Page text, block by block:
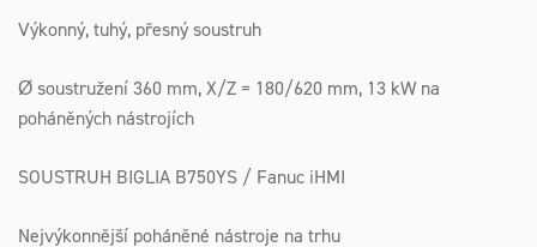
Výkonný, tuhý, přesný soustruh
Ø soustružení 360 mm, X/Z = 180/620 mm, 13 kW na
poháněných nástrojích
SOUSTRUH BIGLIA B750YS / Fanuc iHMI
Nejvýkonnější poháněné nástroje na trhu